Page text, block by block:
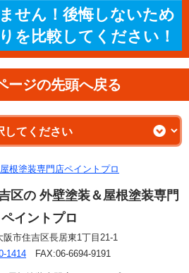
せん！後悔しないため
を比較してください！
ージの先頭へ戻る
区の 外壁塗装＆屋根塗装専門
イントプロ
阪市住吉区長居東1丁目21-1
1414 FAX:06-6694-9191